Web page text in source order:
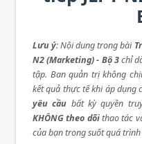
Lưu ý: Nội dung trong bài
N2 (Marketing) - Bộ 3chỉ
tập. Ban quản trị không
kết quả thực tế khi áp dụng
yêu cầu bất kỳ quyền
KHÔNG theo dõithao tác
của bạn trong suốt quá